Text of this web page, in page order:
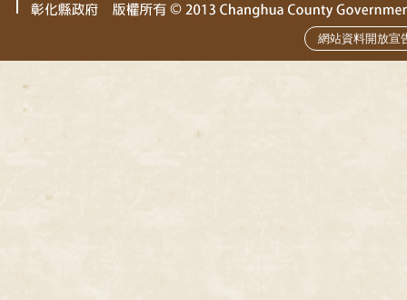
網站資料開放宣